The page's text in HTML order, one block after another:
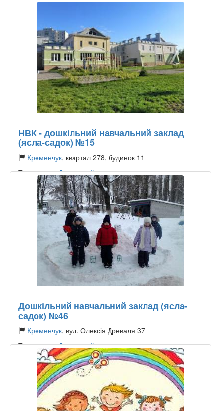
НВК - дошкільний навчальний заклад
(ясла-садок) №15
Кременчук, квартал 278, будинок 11
Тип садика:Державний
Дошкільний навчальний заклад (ясла-
садок) №46
Кременчук, вул. Олексія Древаля 37
Тип садика:Державний